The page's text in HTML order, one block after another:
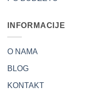
INFORMACIJE
O NAMA
BLOG
KONTAKT